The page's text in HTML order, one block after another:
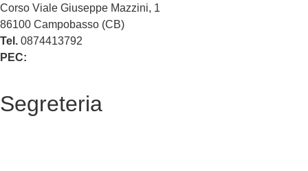
Corso Viale Giuseppe Mazzini, 1
86100 Campobasso (CB)
Tel. 0874413792
PEC:
Segreteria